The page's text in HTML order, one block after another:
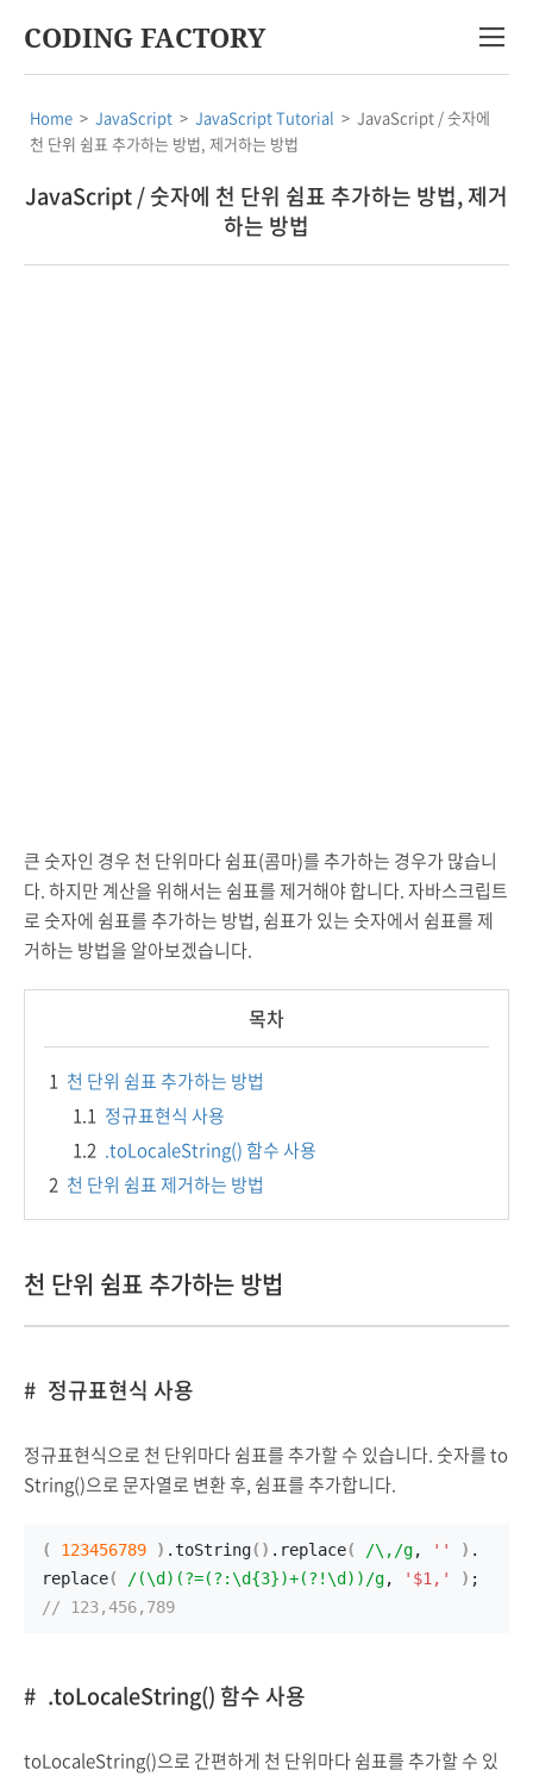
CODING FACTORY
Home > JavaScript > JavaScript Tutorial > JavaScript / 숫자에
천 단위 쉼표 추가하는 방법, 제거하는 방법
JavaScript / 숫자에 천 단위 쉼표 추가하는 방법, 제거
하는 방법
큰 숫자인 경우 천 단위마다 쉼표(콤마)를 추가하는 경우가 많습니
다. 하지만 계산을 위해서는 쉼표를 제거해야 합니다. 자바스크립트
로 숫자에 쉼표를 추가하는 방법, 쉼표가 있는 숫자에서 쉼표를 제
거하는 방법을 알아보겠습니다.
목차
1 천 단위 쉼표 추가하는 방법
1.1 정규표현식 사용
1.2 .toLocaleString() 함수 사용
2 천 단위 쉼표 제거하는 방법
천 단위 쉼표 추가하는 방법
정규표현식 사용
정규표현식으로 천 단위마다 쉼표를 추가할 수 있습니다. 숫자를 to
String()으로 문자열로 변환 후, 쉼표를 추가합니다.
( 123456789 ) .toString( ) . replace( /\,/g, '' ) .
replace( /(\d)(?=(?:\d{3})+(?!\d))/g, '$1,' ) ;
// 123,456,789
.toLocaleString() 함수 사용
toLocaleString()으로 간편하게 천 단위마다 쉼표를 추가할 수 있